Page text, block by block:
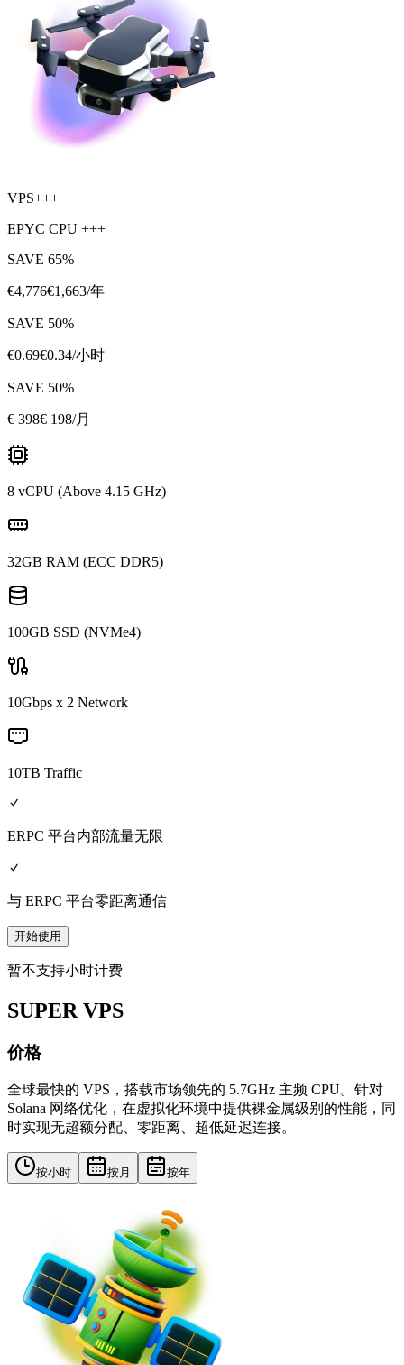
VPS+++
EPYC CPU +++
SAVE 65%
€4,776€1,663/年
SAVE 50%
€0.69€0.34/小时
SAVE 50%
€ 398€ 198/月
8 vCPU (Above 4.15 GHz)
32GB RAM (ECC DDR5)
100GB SSD (NVMe4)
10Gbps x 2 Network
10TB Traffic
ERPC 平台内部流量无限
与 ERPC 平台零距离通信
开始使用
暂不支持小时计费
SUPER VPS
价格
全球最快的 VPS，搭载市场领先的 5.7GHz 主频 CPU。针对
Solana 网络优化，在虚拟化环境中提供裸金属级别的性能，同
时实现无超额分配、零距离、超低延迟连接。
按小时 按月 按年